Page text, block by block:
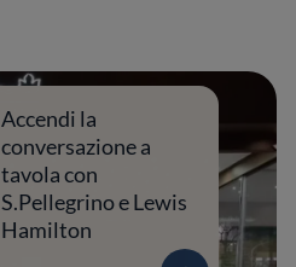
Accendi la
conversazione a
tavola con
S.Pellegrino e Lewis
Hamilton